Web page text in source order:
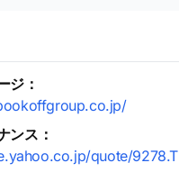
ジ：
ンス：
quote/9278.T